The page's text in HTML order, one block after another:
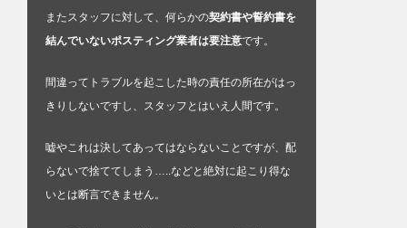
またスタッフに対して、何らかの契約書や誓約書を
結んでいないポスティング業者は要注意です。
間違ってトラブルを起こした時の責任の所在がはっ
きりしないですし、スタッフとはいえ人間です。
嘘やこれは決してあってはならないことですが、配
らないで捨ててしまう…..などと絶対に起こり得な
いとは断言できません。